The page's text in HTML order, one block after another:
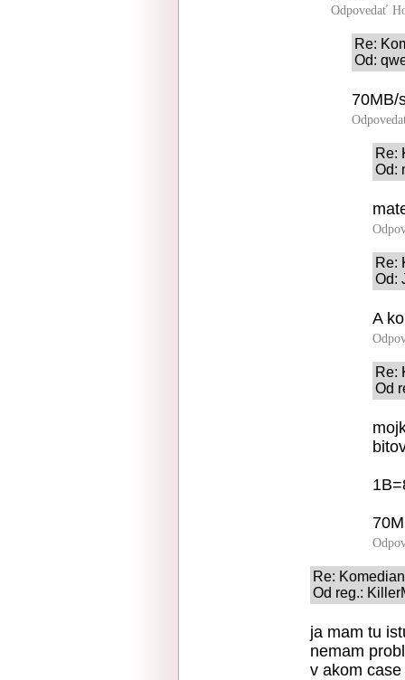
Odpovedať
Re:
Od:
70MB/
Re:
Od:
Re:
Od:
A
Re:
Od
Re:
Od reg.:
ja mam tu
nemam
v akom